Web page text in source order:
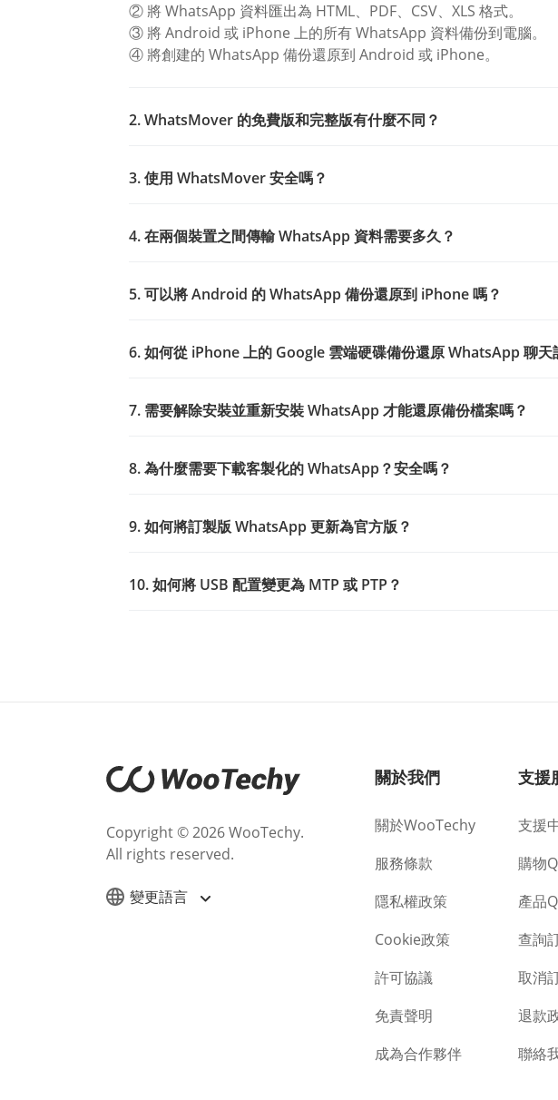
② 將 WhatsApp 資料匯出為 HTML、PDF、CSV、XLS 格式。
③ 將 Android 或 iPhone 上的所有 WhatsApp 資料備份到電腦。
④ 將創建的 WhatsApp 備份還原到 Android 或 iPhone。
2. WhatsMover 的免費版和完整版有什麼不同？
3. 使用 WhatsMover 安全嗎？
4. 在兩個裝置之間傳輸 WhatsApp 資料需要多久？
5. 可以將 Android 的 WhatsApp 備份還原到 iPhone 嗎？
6. 如何從 iPhone 上的 Google 雲端硬碟備份還原 WhatsApp 聊天
7. 需要解除安裝並重新安裝 WhatsApp 才能還原備份檔案嗎？
8. 為什麼需要下載客製化的 WhatsApp？安全嗎？
9. 如何將訂製版 WhatsApp 更新為官方版？
10. 如何將 USB 配置變更為 MTP 或 PTP？
Copyright © 2026 WooTechy.
All rights reserved.
變更語言
關於我們
關於WooTechy
服務條款
隱私權政策
Cookie政策
許可協議
免責聲明
成為合作夥伴
支援
支援
購物
產品
查詢
取消
退款
聯絡